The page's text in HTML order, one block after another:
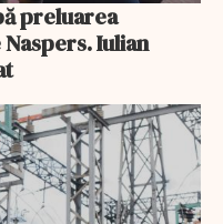
preluarea
Iulian